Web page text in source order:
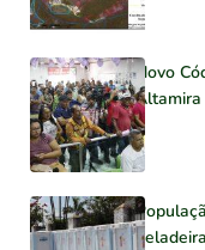
Novo
Altamira